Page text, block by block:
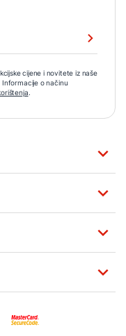
cijene i novitete iz naše
o načinu
.